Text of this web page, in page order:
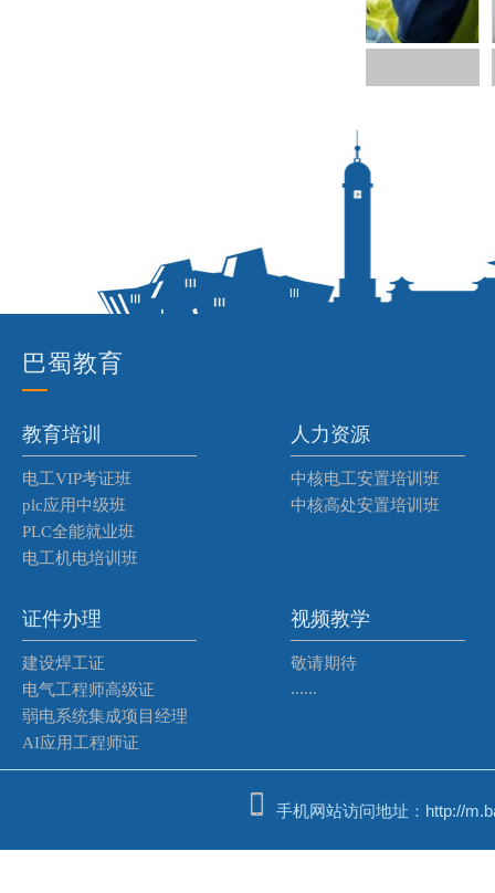
巴蜀教育
教育培训
电工VIP考证班
plc应用中级班
PLC全能就业班
电工机电培训班
人力资源
中核电工安置培训班
中核高处安置培训班
证件办理
建设焊工证
电气工程师高级证
弱电系统集成项目经理
AI应用工程师证
视频教学
敬请期待
......
手机网站访问地址：http://